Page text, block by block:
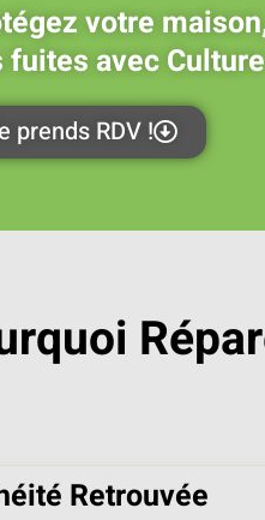
votre
fuites avec
prends RDV !
Retrouvée